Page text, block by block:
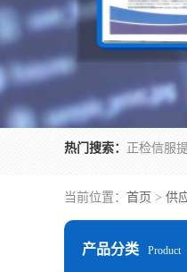
热门搜索：
当前位置： 首页 > 供
产品分类 Product